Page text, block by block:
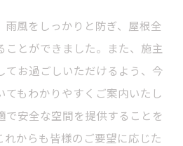
雨風をしっかりと防ぎ、屋根全
ことができました。また、施主
てお過ごしいただけるよう、今
てもわかりやすくご案内いたし
で安全な空間を提供することを
れからも皆様のご要望に応じた